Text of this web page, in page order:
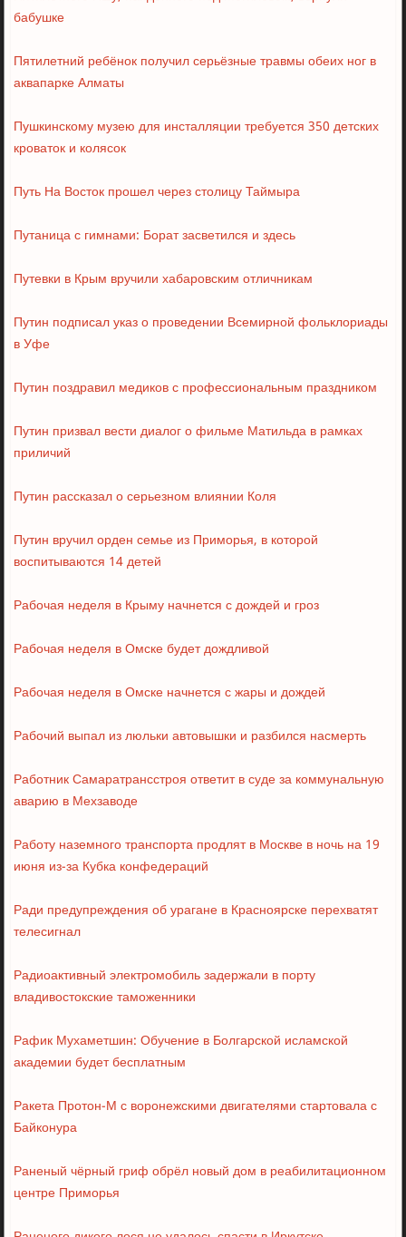
бабушке
Пятилетний ребёнок получил серьёзные травмы обеих ног в
аквапарке Алматы
Пушкинскому музею для инсталляции требуется 350 детских
кроваток и колясок
Путь На Восток прошел через столицу Таймыра
Путаница с гимнами: Борат засветился и здесь
Путевки в Крым вручили хабаровским отличникам
Путин подписал указ о проведении Всемирной фольклориады
в Уфе
Путин поздравил медиков с профессиональным праздником
Путин призвал вести диалог о фильме Матильда в рамках
приличий
Путин рассказал о серьезном влиянии Коля
Путин вручил орден семье из Приморья, в которой
воспитываются 14 детей
Рабочая неделя в Крыму начнется с дождей и гроз
Рабочая неделя в Омске будет дождливой
Рабочая неделя в Омске начнется с жары и дождей
Рабочий выпал из люльки автовышки и разбился насмерть
Работник Самаратрансстроя ответит в суде за коммунальную
аварию в Мехзаводе
Работу наземного транспорта продлят в Москве в ночь на 19
июня из-за Кубка конфедераций
Ради предупреждения об урагане в Красноярске перехватят
телесигнал
Радиоактивный электромобиль задержали в порту
владивостокские таможенники
Рафик Мухаметшин: Обучение в Болгарской исламской
академии будет бесплатным
Ракета Протон-М с воронежскими двигателями стартовала с
Байконура
Раненый чёрный гриф обрёл новый дом в реабилитационном
центре Приморья